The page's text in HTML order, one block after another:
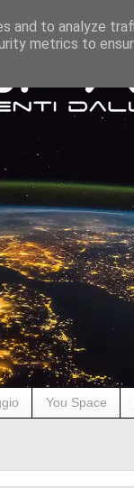
You Space
to analyze
metrics to